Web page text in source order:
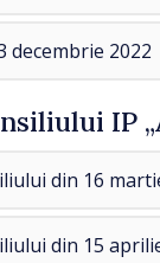
decembrie 2022
IP
din 16
din 15